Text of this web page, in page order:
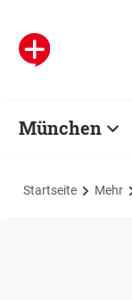
München
Startseite Mehr